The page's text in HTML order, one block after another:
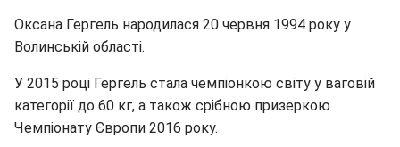
Оксана Гергель народилася 20 червня 1994 року у
Волинській області.
У 2015 році Гергель стала чемпіонкою світу у ваговій
категорії до 60 кг, а також срібною призеркою
Чемпіонату Європи 2016 року.